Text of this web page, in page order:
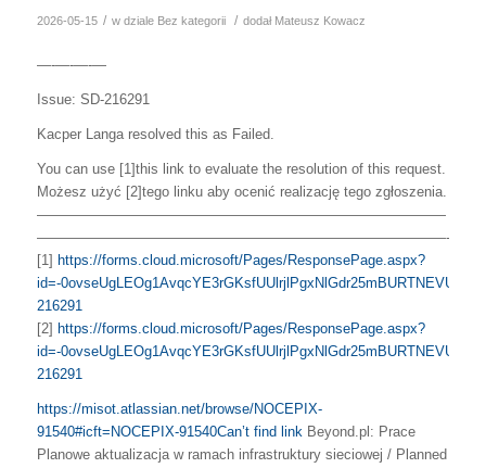
2026-05-15 / w dziale Bez kategorii / dodał Mateusz Kowacz
—-—-—-—
Issue: SD-216291
Kacper Langa resolved this as Failed.
You can use [1]this link to evaluate the resolution of this request.
Możesz użyć [2]tego linku aby ocenić realizację tego zgłoszenia.
—————————————————————————————
—————————————————————————————-
[1] https://forms.cloud.microsoft/Pages/ResponsePage.aspx?
id=-
216291
[2] https://forms.cloud.microsoft/Pages/ResponsePage.aspx?
id=-
216291
https://misot.atlassian.net/browse/NOCEPIX-
91540#icft=NOCEPIX-91540Can’t find linkBeyond.pl: Prace
Planowe aktualizacja w ramach infrastruktury sieciowej / Planned